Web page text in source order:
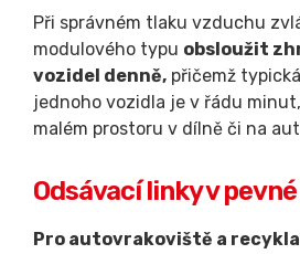
Při správném tlaku vzduchu
modulového typu obsloužit
vozidel denně, přičemž
jednoho vozidla je v řádu
malém prostoru v dílně či na
Odsávací linky v
Pro autovrakoviště a